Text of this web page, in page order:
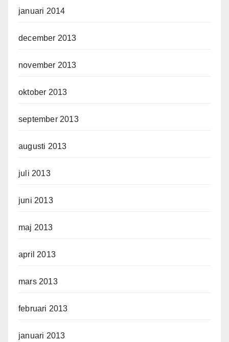
januari 2014
december 2013
november 2013
oktober 2013
september 2013
augusti 2013
juli 2013
juni 2013
maj 2013
april 2013
mars 2013
februari 2013
januari 2013